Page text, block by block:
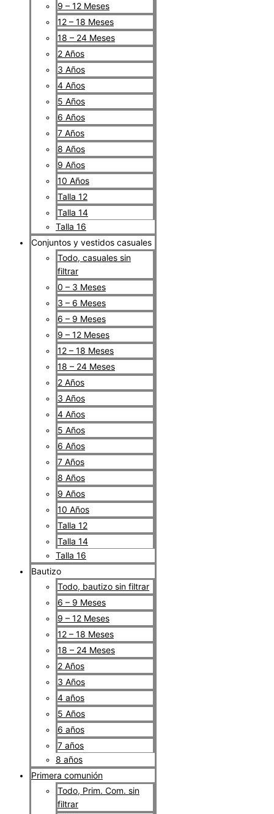
9 – 12 Meses
12 – 18 Meses
18 – 24 Meses
2 Años
3 Años
4 Años
5 Años
6 Años
7 Años
8 Años
9 Años
10 Años
Talla 12
Talla 14
Talla 16
Conjuntos y vestidos casuales
Todo, casuales sin
filtrar
0 – 3 Meses
3 – 6 Meses
6 – 9 Meses
9 – 12 Meses
12 – 18 Meses
18 – 24 Meses
2 Años
3 Años
4 Años
5 Años
6 Años
7 Años
8 Años
9 Años
10 Años
Talla 12
Talla 14
Talla 16
Bautizo
Todo, bautizo sin filtrar
6 – 9 Meses
9 – 12 Meses
12 – 18 Meses
18 – 24 Meses
2 Años
3 Años
4 años
5 Años
6 años
7 años
8 años
Primera comunión
Todo, Prim. Com. sin
filtrar